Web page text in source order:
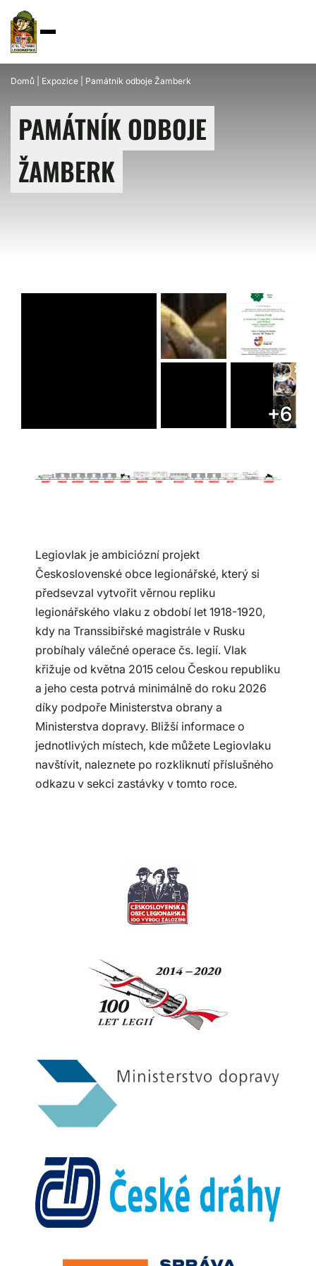
Domů Expozice Památník odboje Žamberk
PAMÁTNÍK ODBOJE
ŽAMBERK
+6
Legiovlak je ambiciózní projekt
Československé obce legionářské, který si
předsevzal vytvořit věrnou repliku
legionářského vlaku z období let 1918-1920,
kdy na Transsibiřské magistrále v Rusku
probíhaly válečné operace čs. legií. Vlak
křižuje od května 2015 celou Českou republiku
a jeho cesta potrvá minimálně do roku 2026
díky podpoře Ministerstva obrany a
Ministerstva dopravy. Bližší informace o
jednotlivých místech, kde můžete Legiovlaku
navštívit, naleznete po rozkliknutí příslušného
odkazu v sekci zastávky v tomto roce.